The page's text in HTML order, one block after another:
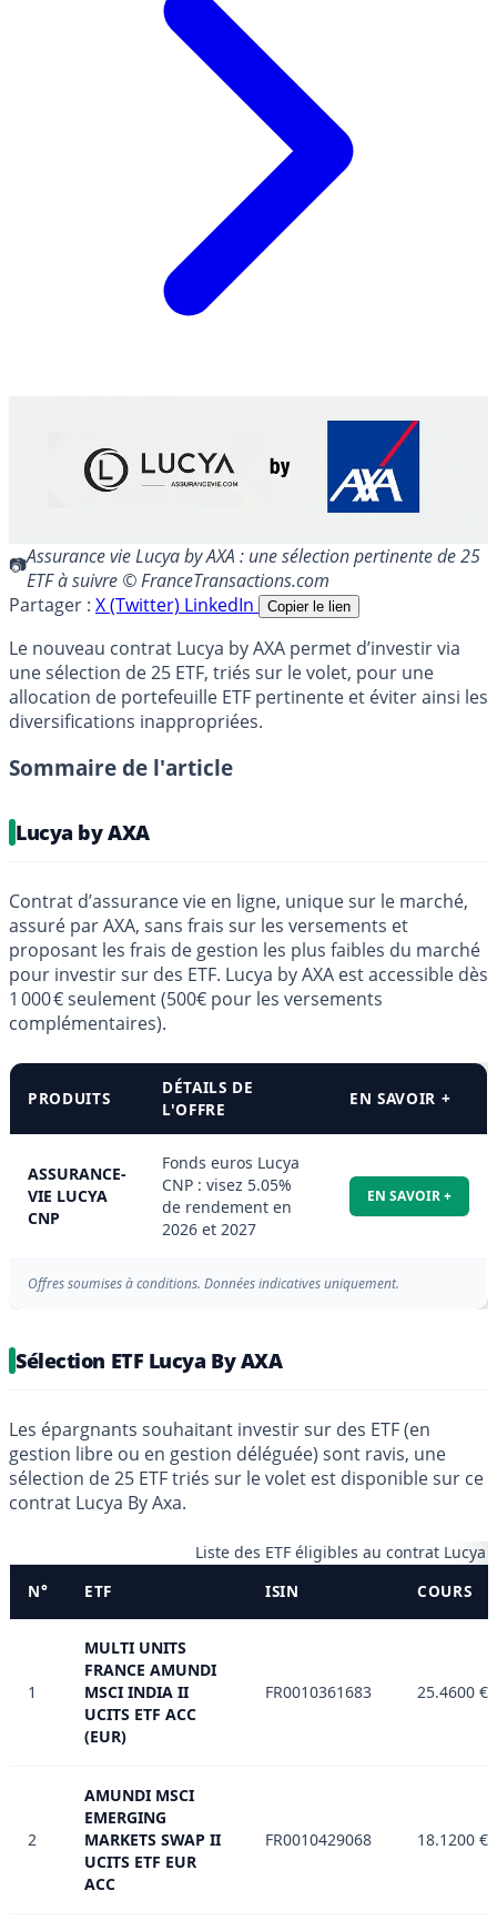
Assurance vie Lucya by AXA : une sélection pertinente de 25
ETF à suivre © FranceTransactions.com
Partager : X (Twitter) LinkedIn Copier le lien
Le nouveau contrat Lucya by AXA permet d’investir via
une sélection de 25 ETF, triés sur le volet, pour une
allocation de portefeuille ETF pertinente et éviter ainsi les
diversifications inappropriées.
Sommaire de l'article
Lucya by AXA
Contrat d’assurance vie en ligne, unique sur le marché,
assuré par AXA, sans frais sur les versements et
proposant les frais de gestion les plus faibles du marché
pour investir sur des ETF. Lucya by AXA est accessible dès
1 000 € seulement (500€ pour les versements
complémentaires).
PRODUITS
DÉTAILS DE
L'OFFRE
EN SAVOIR +
ASSURANCE-
VIE LUCYA
CNP
Fonds euros Lucya
CNP : visez 5.05%
de rendement en
2026 et 2027
EN SAVOIR +
Offres soumises à conditions. Données indicatives uniquement.
Sélection ETF Lucya By AXA
Les épargnants souhaitant investir sur des ETF (en
gestion libre ou en gestion déléguée) sont ravis, une
sélection de 25 ETF triés sur le volet est disponible sur ce
contrat Lucya By Axa.
Liste des ETF éligibles au contrat Lucya
N°
ETF ISIN COURS
1
MULTI UNITS
FRANCE AMUNDI
MSCI INDIA II
UCITS ETF ACC
(EUR)
FR0010361683 25.4600 €
2
AMUNDI MSCI
EMERGING
MARKETS SWAP II
UCITS ETF EUR
ACC
FR0010429068 18.1200 €